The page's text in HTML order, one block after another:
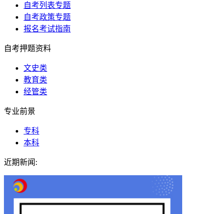
自考列表专题
自考政策专题
报名考试指南
自考押题资料
文史类
教育类
经管类
专业前景
专科
本科
近期新闻: